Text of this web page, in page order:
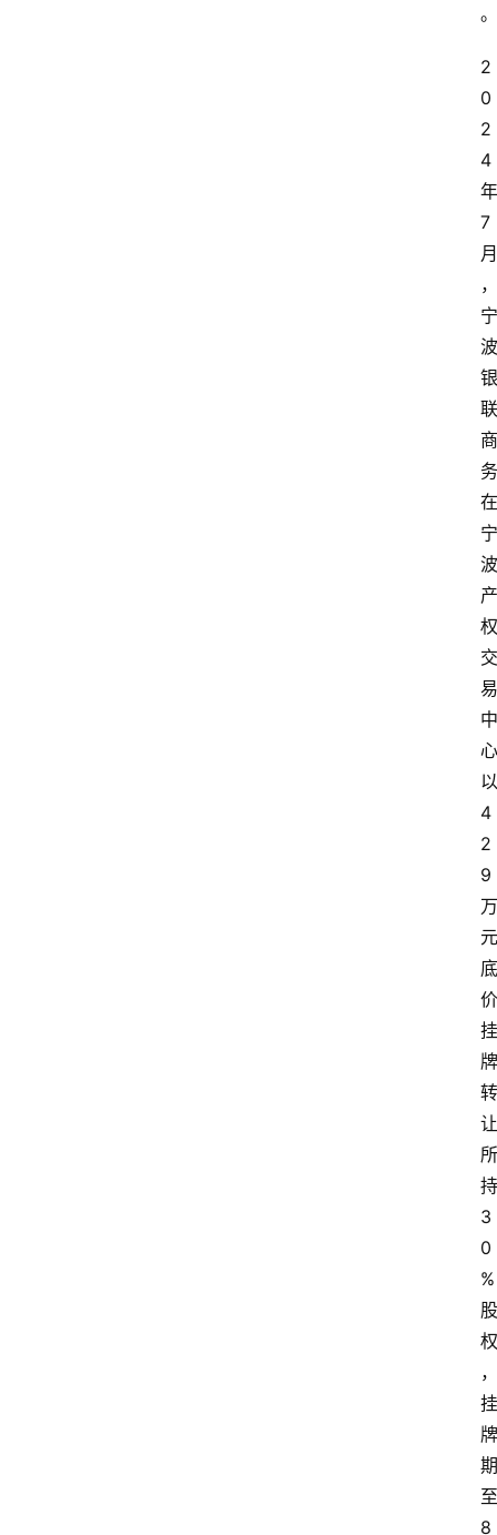
。
2
0
2
4
年
7
月
，
宁
波
银
联
商
务
在
宁
波
产
权
交
易
中
心
以
4
2
9
万
元
底
价
挂
牌
转
让
所
持
3
0
%
股
权
，
挂
牌
期
至
8